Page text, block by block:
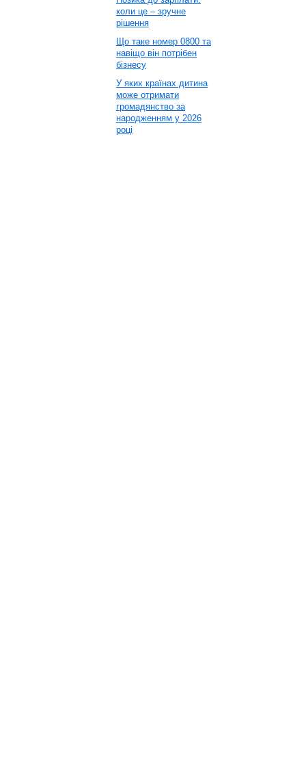
коли це – зручне
рішення
Що таке номер 0800 та
навіщо він потрібен
бізнесу
У яких країнах дитина
може отримати
громадянство за
народженням у 2026
році